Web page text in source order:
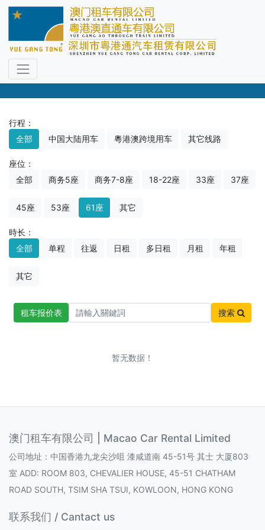
车型选择
尊享专职司机，直通过关免下车
行程：
全部
中国大陆用车 粵港澳跨境用车 其它线路
座位：
全部
商务5座 商务7-8座 18-22座 33座 37座
45座 53座 61座 其它
時长：
全部
单程 往返 日租 多日租 月租 年租
其它
租车报价表 搜索
暂无数据！
澳门租车有限公司 | Macao Car Rental Limited
公司地址：中国香港九龙尖沙咀 漆咸道南 45-51号 其士 大厦803
室 ADD: ROOM 803, CHEVALIER HOUSE, 45-51 CHATHAM
ROAD SOUTH, TSIM SHA TSUI, KOWLOON, HONG KONG
联系我们 / Cantact us